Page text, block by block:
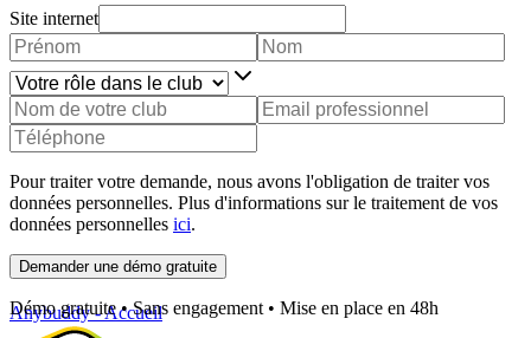
Site internet
Pour traiter votre demande, nous avons l'obligation de traiter vos
données personnelles. Plus d'informations sur le traitement de vos
données personnelles ici.
Demander une démo gratuite
Démo gratuite • Sans engagement • Mise en place en 48h
Anybuddy - Accueil